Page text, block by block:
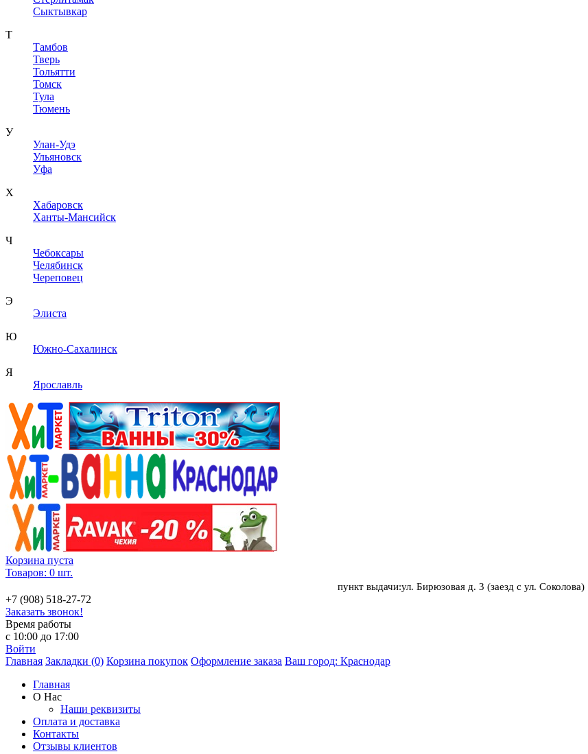
Сыктывкар
Т
Тамбов
Тверь
Тольятти
Томск
Тула
Тюмень
У
Улан-Удэ
Ульяновск
Уфа
Х
Хабаровск
Ханты-Мансийск
Ч
Чебоксары
Челябинск
Череповец
Э
Элиста
Ю
Южно-Сахалинск
Я
Ярославль
Корзина пуста
Товаров: 0 шт.
пункт выдачи:ул. Бирюзовая д. 3 (заезд с ул. Соколова)
+7 (908) 518-27-72
Заказать звонок!
Время работы
с 10:00 до 17:00
Войти
Главная Закладки (0) Корзина покупок Оформление заказа Ваш город: Краснодар
Главная
О Нас
Наши реквизиты
Оплата и доставка
Контакты
Отзывы клиентов